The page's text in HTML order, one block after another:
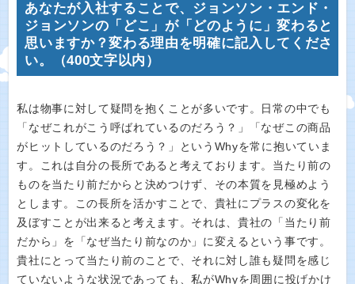
あなたが入社することで、ジョンソン・エンド・
ジョンソンの「どこ」が「どのように」変わると
思いますか？変わる理由を明確に記入してくださ
い。（400文字以内）
私は物事に対して疑問を抱くことが多いです。日常の中でも
「なぜこれがこう呼ばれているのだろう？」「なぜこの商品
がヒットしているのだろう？」というWhyを常に抱いていま
す。これは自分の長所であると考えております。当たり前の
ものを当たり前だからと決めつけず、その本質を見極めよう
とします。この長所を活かすことで、貴社にプラスの変化を
及ぼすことが出来ると考えます。それは、貴社の「当たり前
だから」を「なぜ当たり前なのか」に変えるという事です。
貴社にとって当たり前のことで、それに対し誰も疑問を感じ
ていないような状況であっても、私がWhyを周囲に投げかけ